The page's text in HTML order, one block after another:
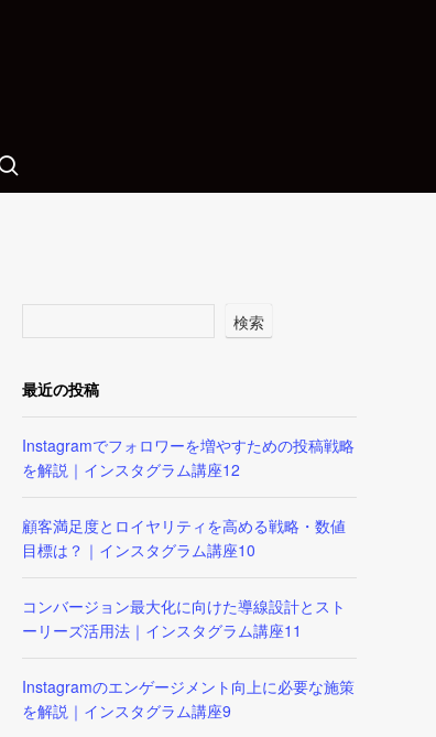
検索
最近の投稿
Instagramでフォロワーを増やすための投稿戦略
を解説｜インスタグラム講座12
顧客満足度とロイヤリティを高める戦略・数値
目標は？｜インスタグラム講座10
コンバージョン最大化に向けた導線設計とスト
ーリーズ活用法｜インスタグラム講座11
Instagramのエンゲージメント向上に必要な施策
を解説｜インスタグラム講座9